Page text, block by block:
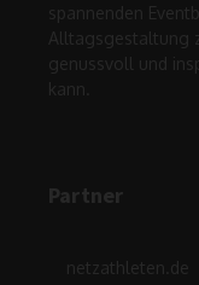
spannenden
Alltagsgestaltung
genussvoll und
kann.
Partner
netzathleten.de